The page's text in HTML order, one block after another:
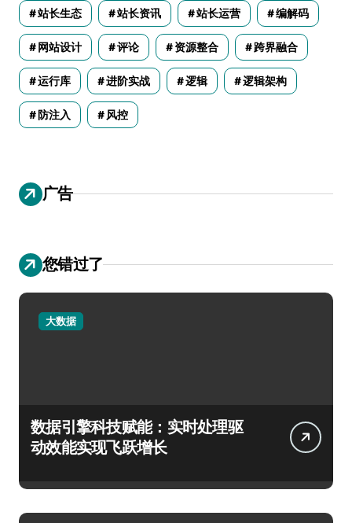
站长生态 站长资讯 站长运营 编解码
网站设计 评论 资源整合 跨界融合
运行库 进阶实战 逻辑 逻辑架构
防注入 风控
广告
您错过了
大数据
数据引擎科技赋能：实时处理驱
动效能实现飞跃增长